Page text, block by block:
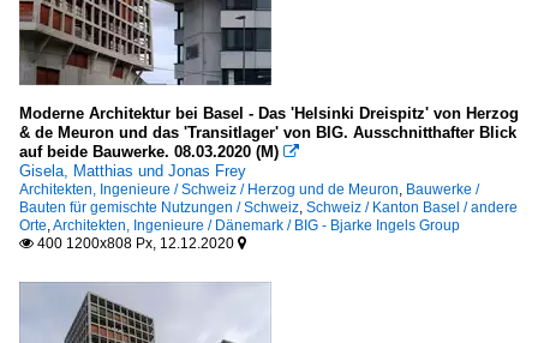
Moderne Architektur bei Basel - Das 'Helsinki Dreispitz' von Herzog
& de Meuron und das 'Transitlager' von BIG. Ausschnitthafter Blick
auf beide Bauwerke. 08.03.2020 (M) 
Gisela, Matthias und Jonas Frey
Architekten, Ingenieure / Schweiz / Herzog und de Meuron Bauwerke /
Bauten für gemischte Nutzungen / Schweiz Schweiz / Kanton Basel / andere
Orte Architekten, Ingenieure / Dänemark / BIG - Bjarke Ingels Group
 400 1200x808 Px, 12.12.2020 